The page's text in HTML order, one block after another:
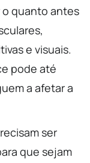
o quanto antes
e visuais.
pode até
a afetar a
ser
que sejam